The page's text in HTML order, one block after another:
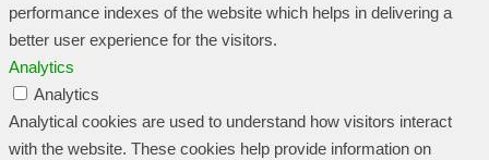
performance indexes of the website which helps in delivering a
better user experience for the visitors.
Analytics
Analytics
Analytical cookies are used to understand how visitors interact
with the website. These cookies help provide information on